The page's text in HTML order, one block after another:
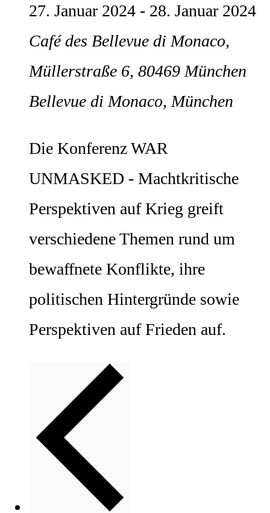
27. Januar 2024 - 28. Januar 2024
Café des Bellevue di Monaco,
Müllerstraße 6, 80469 München
Bellevue di Monaco, München
Die Konferenz WAR
UNMASKED - Machtkritische
Perspektiven auf Krieg greift
verschiedene Themen rund um
bewaffnete Konflikte, ihre
politischen Hintergründe sowie
Perspektiven auf Frieden auf.